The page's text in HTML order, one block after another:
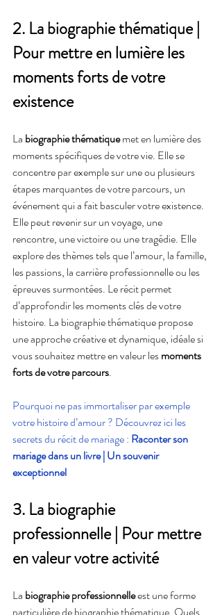
2. La biographie thématique |
Pour mettre en lumière les
moments forts de votre
existence
La biographie thématique met en lumière des
moments spécifiques de votre vie. Elle se
concentre par exemple sur une ou plusieurs
étapes marquantes de votre parcours, un
événement qui a fait basculer votre existence.
Elle peut revenir sur un voyage, une
rencontre, une victoire ou une tragédie. Elle
explore des thèmes tels que l’amour, la famille,
les passions, la carrière professionnelle ou les
épreuves surmontées. Le récit permet
d’approfondir les moments clés de votre
histoire. La biographie thématique propose
une approche créative et dynamique, idéale si
vous souhaitez mettre en valeur les moments
forts de votre parcours.
Pourquoi ne pas immortaliser par exemple
votre histoire d’amour ? Découvrez ici les
secrets du récit de mariage : Raconter son
mariage dans un livre | Un souvenir
exceptionnel
3. La biographie
professionnelle | Pour mettre
en valeur votre activité
La biographie professionnelle est une forme
particulière de biographie thématique. Quels